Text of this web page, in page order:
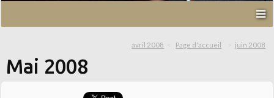
avril 2008 Page d'accueil juin 2008
Mai 2008